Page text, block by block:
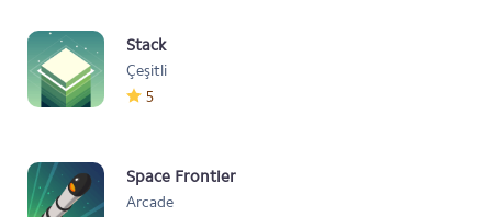
Stack
Çeşitli
5
Space Frontier
Arcade